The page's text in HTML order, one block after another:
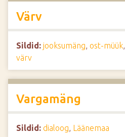
Värv
Sildid: jooksumäng, ost-müük,
värv
Vargamäng
Sildid: dialoog, Läänemaa